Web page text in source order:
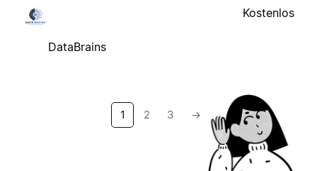
DataBrains
Kostenlos
1 2 3 →